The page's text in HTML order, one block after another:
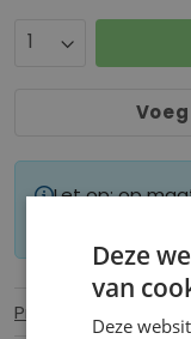
Let op: op
Productinformatie
Deze
van
Deze